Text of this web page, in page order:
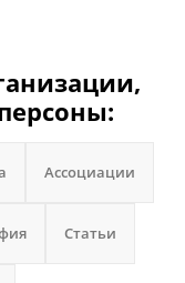
Ассоциации
Статьи